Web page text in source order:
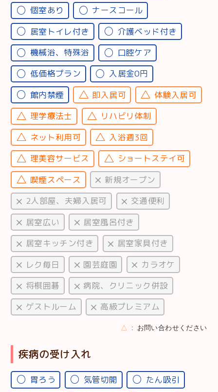
個室あり
ナースコール
居室トイレ付き
介護ベッド付き
機械浴、特殊浴
口腔ケア
低価格プラン
入居金0円
館内禁煙
即入居可
体験入居可
理学療法士
リハビリ体制
ネット利用可
入浴週3回
理美容サービス
ショートステイ可
喫煙スペース
新規オープン
2人部屋、夫婦入居可
交通便利
居室広い
居室風呂付き
居室キッチン付き
居室家具付き
レク毎日
園芸庭園
カラオケ
将棋囲碁
病院、クリニック併設
ゲストルーム
高級プレミアム
△ お問い合わせください
疾病の受け入れ
胃ろう 気管切開
たん吸引